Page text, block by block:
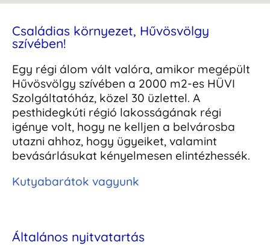
Családias környezet, Hűvösvölgy
szívében!
Egy régi álom vált valóra, amikor megépült
Hűvösvölgy szívében a 2000 m2-es HÜVI
Szolgáltatóház, közel 30 üzlettel. A
pesthidegkúti régió lakosságának régi
igénye volt, hogy ne kelljen a belvárosba
utazni ahhoz, hogy ügyeiket, valamint
bevásárlásukat kényelmesen elintézhessék.
Kutyabarátok vagyunk
Általános nyitvatartás